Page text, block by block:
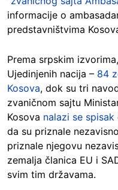
informacije o
predstavništvima
Prema srpskim
Ujedinjenih nacija – 84
Kosova, dok su tri
zvaničnom sajtu
Kosova nalazi se spisak
da su priznale
priznale njegovu
zemalja članica EU i
svim tim državama.